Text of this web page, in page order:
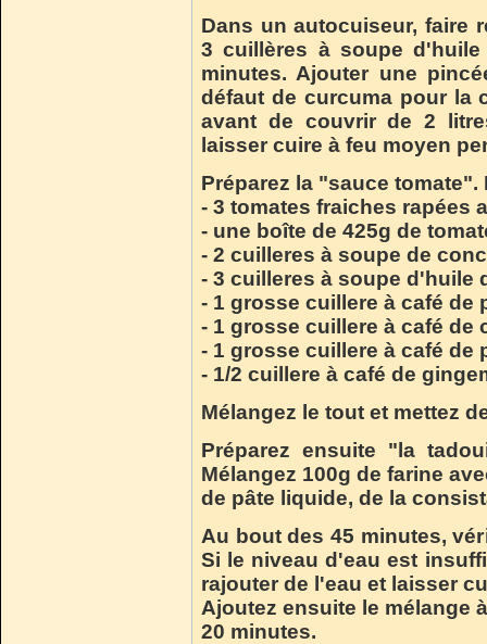
Dans un autocuiseur, faire
3 cuillères à soupe
minutes. Ajouter une
défaut de curcuma pour la
avant de couvrir de 2
laisser cuire à feu moyen
Préparez la "sauce tomate".
- 3 tomates fraiches rapées
- une boîte de 425g de
- 2 cuilleres à soupe de
- 3 cuilleres à soupe d'huile
- 1 grosse cuillere à café de
- 1 grosse cuillere à café de
- 1 grosse cuillere à café de
- 1/2 cuillere à café de
Mélangez le tout et mettez
Préparez ensuite "la
Mélangez 100g de farine
de pâte liquide, de la
Au bout des 45 minutes,
Si le niveau d'eau est
rajouter de l'eau et laisser
Ajoutez ensuite le mélange
20 minutes.